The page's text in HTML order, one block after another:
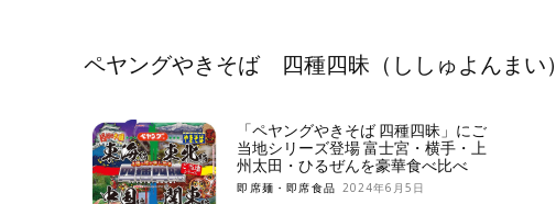
ペヤングやきそば 四種四昧（ししゅよんまい）
「ペヤングやきそば 四種四昧」にご
当地シリーズ登場 富士宮・横手・上
州太田・ひるぜんを豪華食べ比べ
即席麺・即席食品 2024年6月5日